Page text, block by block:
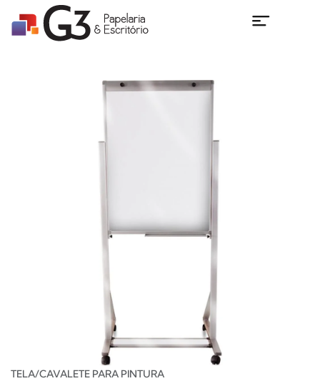
TELA/CAVALETE PARA PINTURA